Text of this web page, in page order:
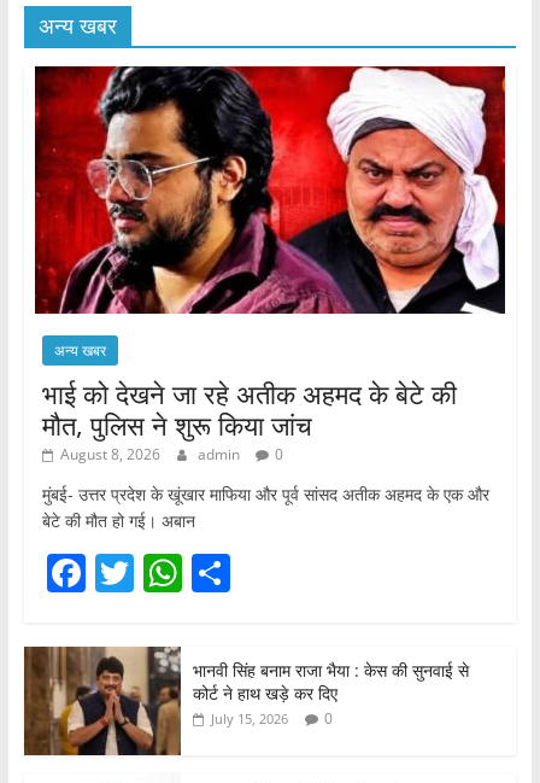
अन्य खबर
अन्य खबर
भाई को देखने जा रहे अतीक अहमद के बेटे की
मौत, पुलिस ने शुरू किया जांच
August 8, 2026 admin 0
मुंबई- उत्तर प्रदेश के खूंखार माफिया और पूर्व सांसद अतीक अहमद के एक और
बेटे की मौत हो गई। अबान
F
c
e
b
o
T
itt
er
W
s
A
S
ar
e
भानवी सिंह बनाम राजा भैया : केस की सुनवाई से
कोर्ट ने हाथ खड़े कर दिए
July 15, 2026 0